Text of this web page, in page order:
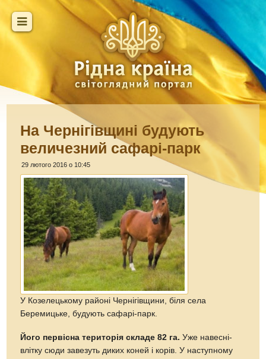
На Чернігівщині будують
величезний сафарі-парк
29 лютого 2016 о 10:45
У Козелецькому районі Чернігівщини, біля села
Беремицьке, будують сафарі-парк.
Його первісна територія складе 82 га. Уже навесні-
влітку сюди завезуть диких коней і корів. У наступному